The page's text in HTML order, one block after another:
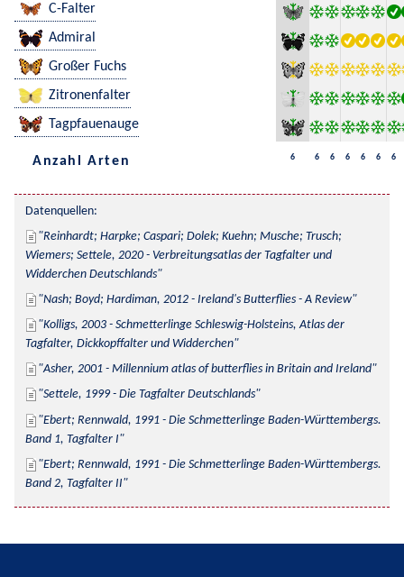
C-Falter
Admiral
Großer Fuchs
Zitronenfalter
Tagpfauenauge
Anzahl Arten 6 6 6 6 6 6 6
Datenquellen:
Reinhardt; Harpke; Caspari; Dolek; Kuehn; Musche; Trusch;
Wiemers; Settele, 2020 - Verbreitungsatlas der Tagfalter und
Widderchen Deutschlands
Nash; Boyd; Hardiman, 2012 - Ireland's Butterflies - A Review
Kolligs, 2003 - Schmetterlinge Schleswig-Holsteins, Atlas der
Tagfalter, Dickkopffalter und Widderchen
Asher, 2001 - Millennium atlas of butterflies in Britain and Ireland
Settele, 1999 - Die Tagfalter Deutschlands
Ebert; Rennwald, 1991 - Die Schmetterlinge Baden-Württembergs.
Band 1, Tagfalter I
Ebert; Rennwald, 1991 - Die Schmetterlinge Baden-Württembergs.
Band 2, Tagfalter II